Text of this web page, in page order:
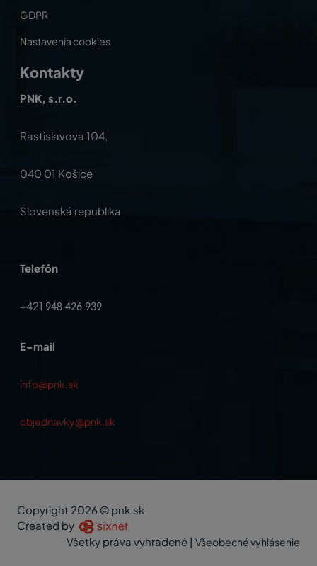
GDPR
Nastavenia cookies
Kontakty
PNK, s.r.o.
Rastislavova 104,
040 01 Košice
Slovenská republika
Telefón
+421 948 426 939
E-mail
info@pnk.sk
objednavky@pnk.sk
Copyright 2026 © pnk.sk
Created by
Všetky práva vyhradené | Všeobecné vyhlásenie